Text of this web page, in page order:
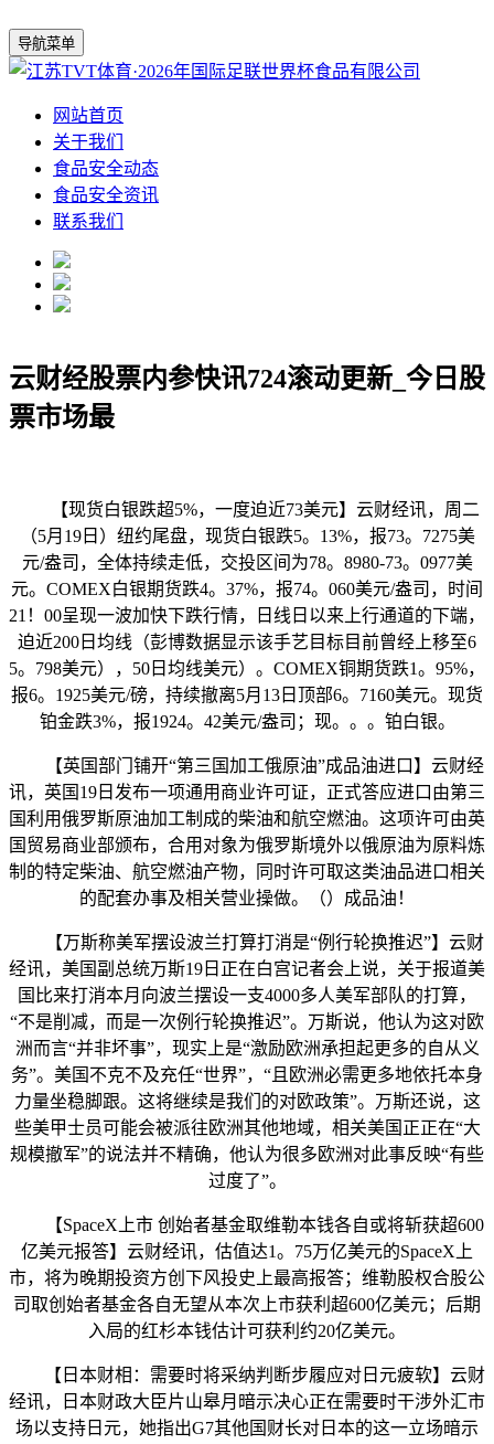
导航菜单
网站首页
关于我们
食品安全动态
食品安全资讯
联系我们
云财经股票内参快讯724滚动更新_今日股
票市场最
【现货白银跌超5%，一度迫近73美元】云财经讯，周二
（5月19日）纽约尾盘，现货白银跌5。13%，报73。7275美
元/盎司，全体持续走低，交投区间为78。8980-73。0977美
元。COMEX白银期货跌4。37%，报74。060美元/盎司，时间
21！00呈现一波加快下跌行情，日线日以来上行通道的下端，
迫近200日均线（彭博数据显示该手艺目标目前曾经上移至6
5。798美元），50日均线美元）。COMEX铜期货跌1。95%，
报6。1925美元/磅，持续撤离5月13日顶部6。7160美元。现货
铂金跌3%，报1924。42美元/盎司；现。。。铂白银。
【英国部门铺开“第三国加工俄原油”成品油进口】云财经
讯，英国19日发布一项通用商业许可证，正式答应进口由第三
国利用俄罗斯原油加工制成的柴油和航空燃油。这项许可由英
国贸易商业部颁布，合用对象为俄罗斯境外以俄原油为原料炼
制的特定柴油、航空燃油产物，同时许可取这类油品进口相关
的配套办事及相关营业操做。（）成品油！
【万斯称美军摆设波兰打算打消是“例行轮换推迟”】云财
经讯，美国副总统万斯19日正在白宫记者会上说，关于报道美
国比来打消本月向波兰摆设一支4000多人美军部队的打算，
“不是削减，而是一次例行轮换推迟”。万斯说，他认为这对欧
洲而言“并非坏事”，现实上是“激励欧洲承担起更多的自从义
务”。美国不克不及充任“世界”，“且欧洲必需更多地依托本身
力量坐稳脚跟。这将继续是我们的对欧政策”。万斯还说，这
些美甲士员可能会被派往欧洲其他地域，相关美国正正在“大
规模撤军”的说法并不精确，他认为很多欧洲对此事反映“有些
过度了”。
【SpaceX上市 创始者基金取维勒本钱各自或将斩获超600
亿美元报答】云财经讯，估值达1。75万亿美元的SpaceX上
市，将为晚期投资方创下风投史上最高报答；维勒股权合股公
司取创始者基金各自无望从本次上市获利超600亿美元；后期
入局的红杉本钱估计可获利约20亿美元。
【日本财相：需要时将采纳判断步履应对日元疲软】云财
经讯，日本财政大臣片山皋月暗示决心正在需要时干涉外汇市
场以支持日元，她指出G7其他国财长对日本的这一立场暗示